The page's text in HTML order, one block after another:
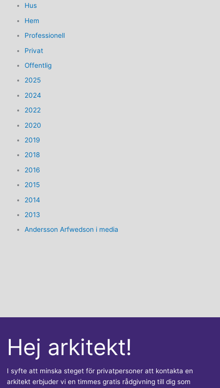
Hus
Hem
Professionell
Privat
Offentlig
2025
2024
2022
2020
2019
2018
2016
2015
2014
2013
Andersson Arfwedson i media
Hej arkitekt!
I syfte att minska steget för privatpersoner att kontakta en
arkitekt erbjuder vi en timmes gratis rådgivning till dig som